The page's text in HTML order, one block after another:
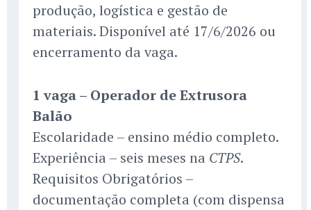
produção, logística e gestão de
materiais. Disponível até 17/6/2026 ou
encerramento da vaga.
1 vaga – Operador de Extrusora
Balão
Escolaridade – ensino médio completo.
Experiência – seis meses na CTPS.
Requisitos Obrigatórios –
documentação completa (com dispensa